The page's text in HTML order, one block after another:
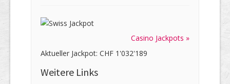
Casino Jackpots »
Aktueller Jackpot: CHF 1'032'189
Weitere Links